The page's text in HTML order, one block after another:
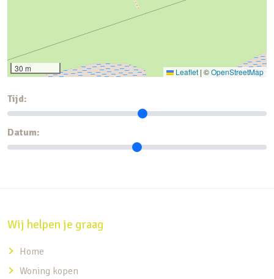
30 m Leaflet | ©OpenStreetMap
Tijd:
Datum:
Wij helpen je graag
Home
Woning kopen